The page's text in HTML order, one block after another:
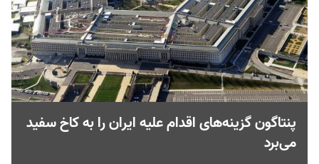
پنتاگون گزینه‌های اقدام علیه ایران را به کاخ سفید
می‌برد